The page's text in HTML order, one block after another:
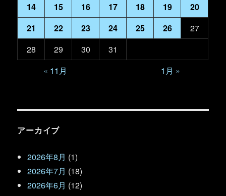
14
15 16 17 18 19
20
21
22 23 24 25 26
27
28
29 30
31
« 11月
1月 »
アーカイブ
2026年8月 (1)
2026年7月 (18)
2026年6月 (12)